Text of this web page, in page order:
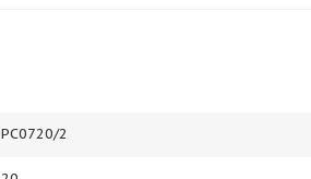
РС0720/2